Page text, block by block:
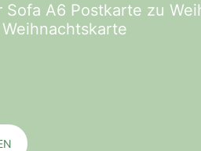
Sofa A6 Postkarte zu